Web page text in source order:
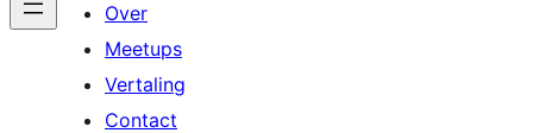
Over
Meetups
Vertaling
Contact